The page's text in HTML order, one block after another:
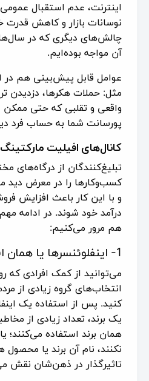
اینترنت، عدم استقبال
نوسانات بازار و کاهش قدرت
چالش‌های دیگری که در سال‌های
آن مواجه بوده‌ایم.
عوامل قابل پیش‌بینی هم در
مثل: حملات هکرها، دزدیدن
واقعی و تقلبی که حتی
پورسانت شما به حساب فرد
کانال‌های افیلیت مارکتینگ
تبلیغ‌کنندگان از درگاه‌های
کسب‌وکارها را در معرض دید
و با این کار باعث افزایش
درآمد خود شوند. در ادامه
هم مرور می‌کنیم:
1- اینفلوئنسرها یا همان افراد تاثیرگذار
می‌توانید از کمک افرادی که
انتخاب‌های گروه زیادی از
کنید. پس از استفاده یک
یک برند، تعداد زیادی از
همان برند استفاده می‌کنند؛
نکنند، نام آن برند یا محصول
تاثیرگذار در ذهن‌شان نقش